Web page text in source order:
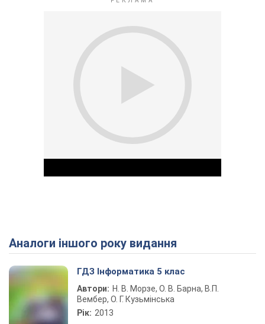
Play Video
Аналоги іншого року видання
ГДЗ Інформатика 5 клас
Автори: Н. В. Морзе, О. В. Барна, В.П.
Вембер, О. Г. Кузьмінська
Рік: 2013